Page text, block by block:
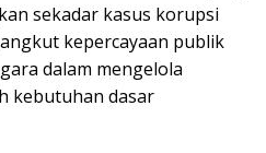
sekadar kasus korupsi
kepercayaan publik
dalam mengelola
kebutuhan dasar